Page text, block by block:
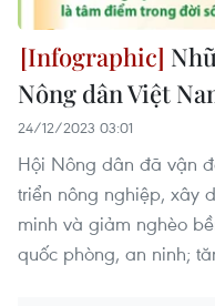
Nông dân Việt
24/12/2023 03:01
Hội Nông dân đã vận
triển nông nghiệp, xây
minh và giảm nghèo
quốc phòng, an ninh;